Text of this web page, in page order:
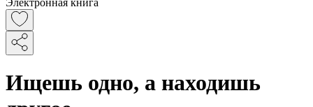
Электронная книга
Ищешь одно, а находишь